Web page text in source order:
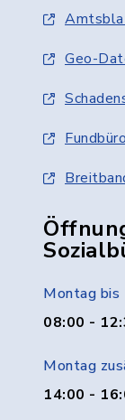
Geo-
Fundbüro
Montag bis
08:00 -
Montag
14:00 -